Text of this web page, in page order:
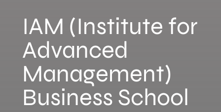
IAM (Institute for
Advanced
Management)
Business School